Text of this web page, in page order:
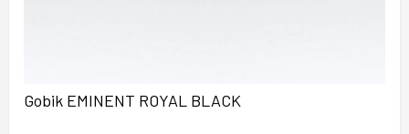
Gobik EMINENT ROYAL BLACK